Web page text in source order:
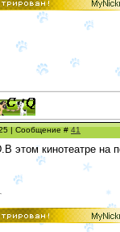
| Сообщение #41
этом кинотеатре на